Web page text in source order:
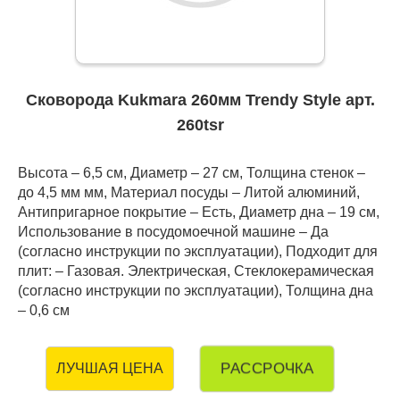
Сковорода Kukmara 260мм Trendy Style арт.
260tsr
Высота – 6,5 см, Диаметр – 27 см, Толщина стенок –
до 4,5 мм мм, Материал посуды – Литой алюминий,
Антипригарное покрытие – Есть, Диаметр дна – 19 см,
Использование в посудомоечной машине – Да
(согласно инструкции по эксплуатации), Подходит для
плит: – Газовая. Электрическая, Стеклокерамическая
(согласно инструкции по эксплуатации), Толщина дна
– 0,6 см
ЛУЧШАЯ ЦЕНА РАССРОЧКА